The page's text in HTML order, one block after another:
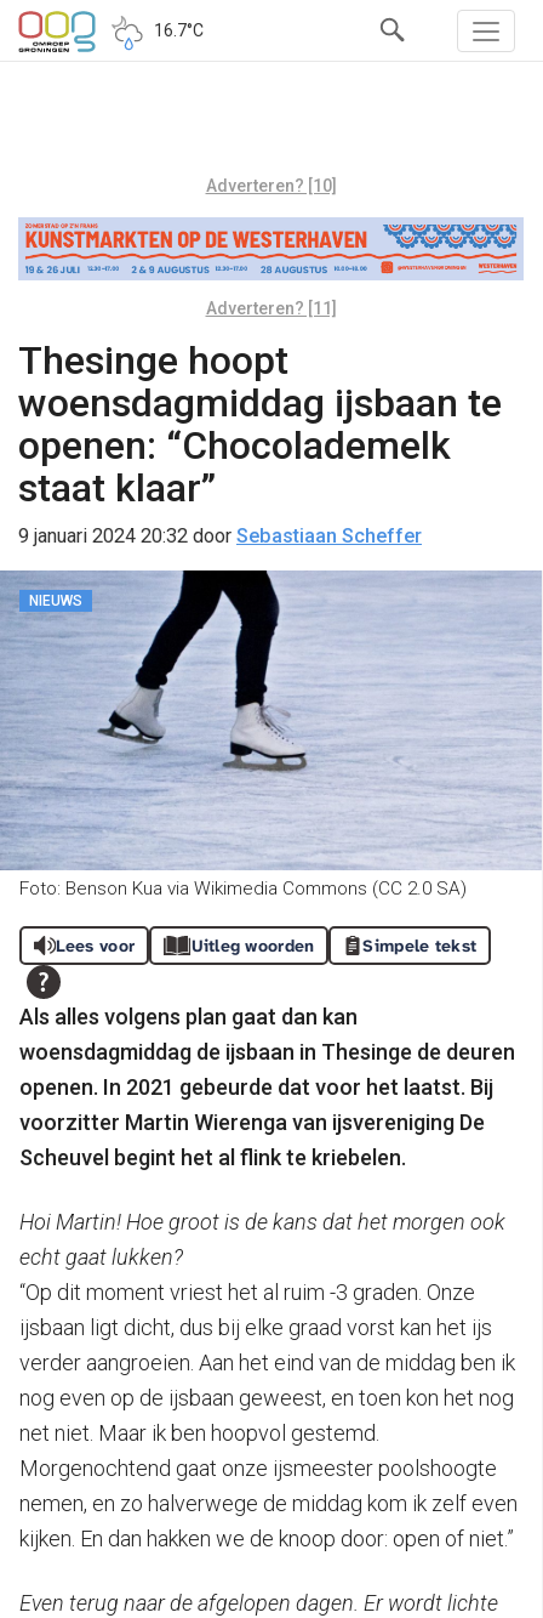
16.7°C
Adverteren? [10]
Adverteren? [11]
Thesinge hoopt
woensdagmiddag ijsbaan te
openen: “Chocolademelk
staat klaar”
9 januari 2024 20:32 door Sebastiaan Scheffer
NIEUWS
Foto: Benson Kua via Wikimedia Commons (CC 2.0 SA)
Lees voor Uitleg woorden Simpele tekst
Als alles volgens plan gaat dan kan
woensdagmiddag de ijsbaan in Thesinge de deuren
openen. In 2021 gebeurde dat voor het laatst. Bij
voorzitter Martin Wierenga van ijsvereniging De
Scheuvel begint het al flink te kriebelen.
Hoi Martin! Hoe groot is de kans dat het morgen ook
echt gaat lukken?
“Op dit moment vriest het al ruim -3 graden. Onze
ijsbaan ligt dicht, dus bij elke graad vorst kan het ijs
verder aangroeien. Aan het eind van de middag ben ik
nog even op de ijsbaan geweest, en toen kon het nog
net niet. Maar ik ben hoopvol gestemd.
Morgenochtend gaat onze ijsmeester poolshoogte
nemen, en zo halverwege de middag kom ik zelf even
kijken. En dan hakken we de knoop door: open of niet.”
Even terug naar de afgelopen dagen. Er wordt lichte